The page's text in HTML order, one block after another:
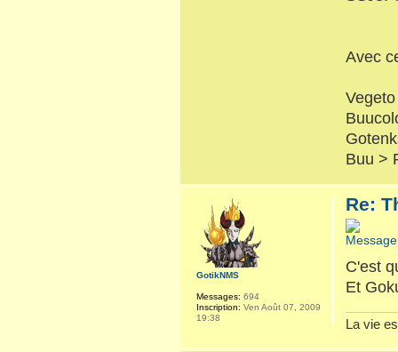
Avec
Buu >
Re:
C'est
Et
La vie
GotikNMS
Messages: 694
Inscription: Ven Août 07, 2009
19:38